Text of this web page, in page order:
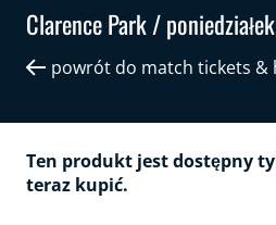
Clarence Park /
powrót do match tickets &
Ten produkt jest dostępny
teraz kupić.